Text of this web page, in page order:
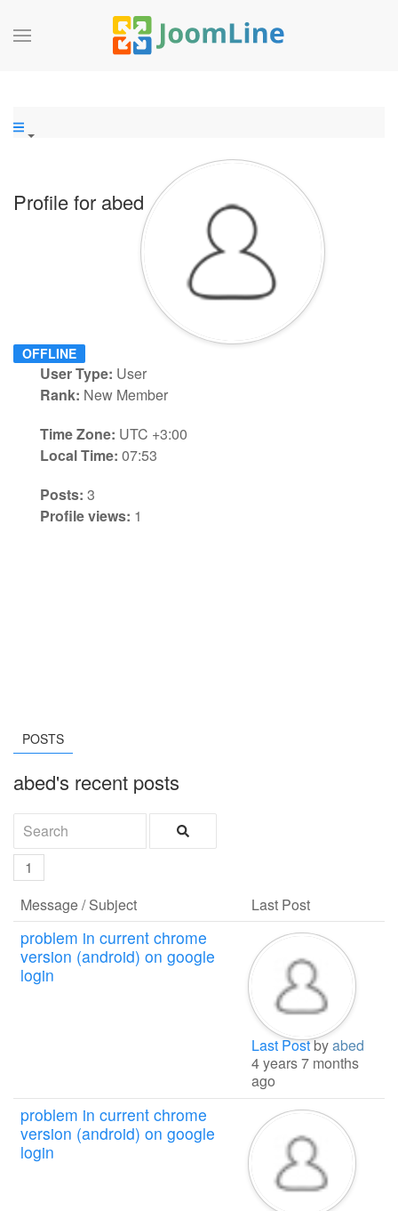
Profile for abed
OFFLINE
User Type: User
Rank: New Member
Time Zone: UTC +3:00
Local Time: 07:53
Posts: 3
Profile views: 1
POSTS
abed's recent posts
1
Message / Subject
Last Post
problem in current chrome
version (android) on google
login
Last Postbyabed
4 years 7 months
ago
problem in current chrome
version (android) on google
login